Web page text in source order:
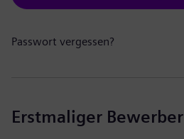
Passwort vergessen?
Erstmaliger Bewerber